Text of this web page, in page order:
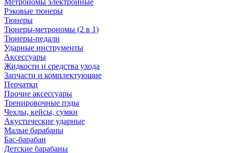
Метрономы электронные
Рэковые тюнеры
Тюнеры
Тюнеры-метрономы (2 в 1)
Тюнеры-педали
Ударные инструменты
Аксессуары
Жидкости и средства ухода
Запчасти и комплектующие
Перчатки
Прочие аксессуары
Тренировочные пэды
Чехлы, кейсы, сумки
Акустические ударные
Mалые барабаны
Бас-барабан
Детские барабаны